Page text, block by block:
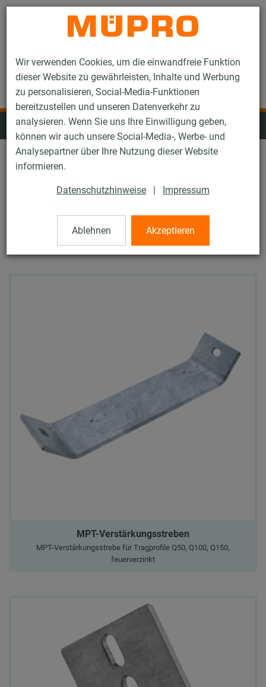
Wir verwenden Cookies, um die einwandfreie Funktion
dieser Website zu gewährleisten, Inhalte und Werbung
zu personalisieren, Social-Media-Funktionen
bereitzustellen und unseren Datenverkehr zu
analysieren. Wenn Sie uns Ihre Einwilligung geben,
können wir auch unsere Social-Media-, Werbe- und
Analysepartner über Ihre Nutzung dieser Website
informieren.
Datenschutzhinweise | Impressum
Ablehnen Akzeptieren
Kontakt
Feuerverzinkte Installationsschienen
Schienensysteme: Alle
Alle Filter zurücksetzen
MPT-Verstärkungsstreben
MPT-Verstärkungsstrebe für Tragprofile Q50, Q100, Q150,
feuerverzinkt